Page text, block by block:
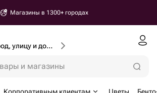
Магазины в 1300+ городах
Введите город, улицу и дом доставки
и магазины